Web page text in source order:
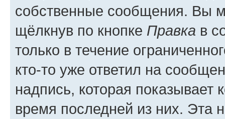
собственные сообщения. Вы
щёлкнув по кнопке Правка в
только в течение
кто-то уже ответил на
надпись, которая показывает
время последней из них. Эта